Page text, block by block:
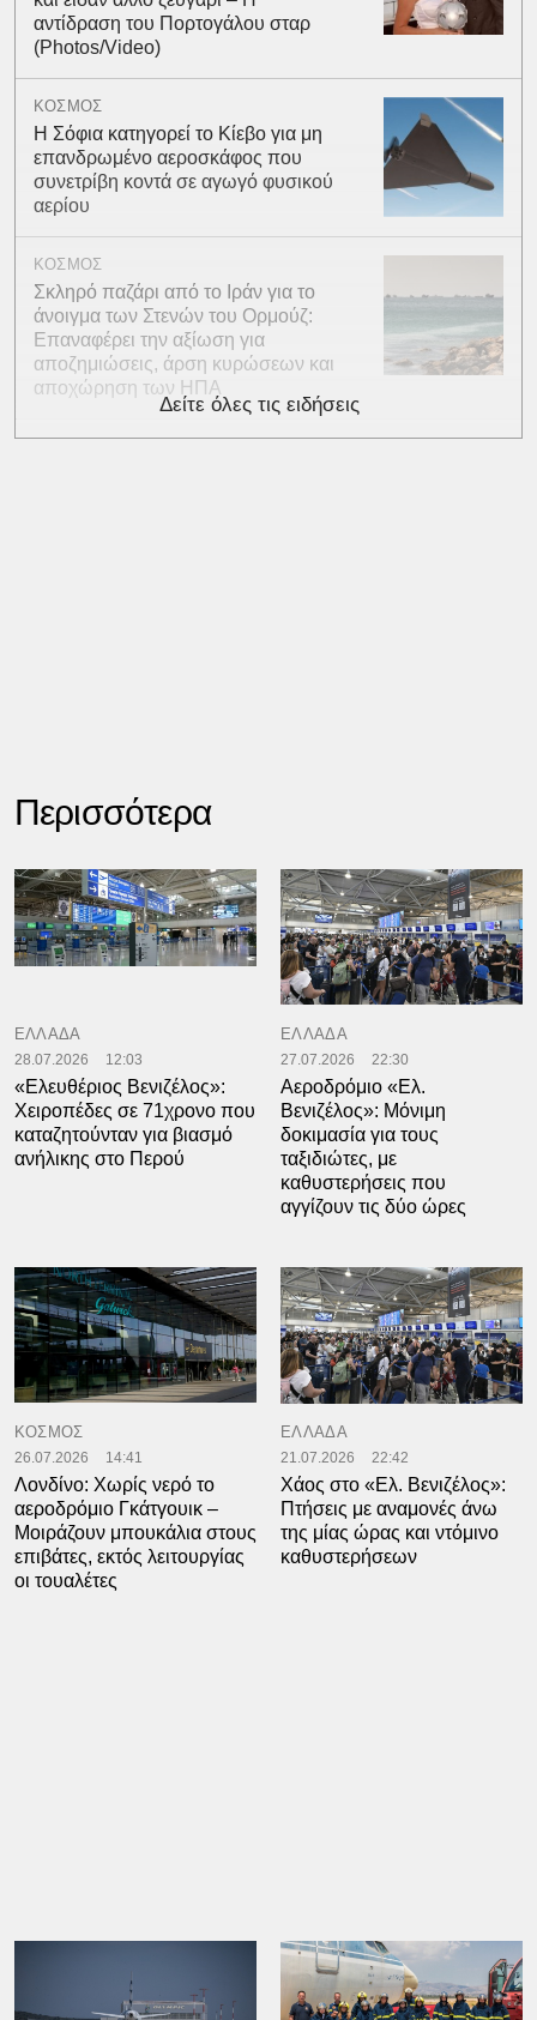
αντίδραση του Πορτογάλου σταρ
(Photos/Video)
ΚΟΣΜΟΣ
Η Σόφια κατηγορεί το Κίεβο για μη
επανδρωμένο αεροσκάφος που
συνετρίβη κοντά σε αγωγό φυσικού
αερίου
ΚΟΣΜΟΣ
Σκληρό παζάρι από το Ιράν για το
άνοιγμα των Στενών του Ορμούζ:
Επαναφέρει την αξίωση για
αποζημιώσεις, άρση κυρώσεων και
αποχώρηση των ΗΠΑ
Δείτε όλες τις ειδήσεις
Περισσότερα
ΕΛΛΑΔΑ
28.07.2026 12:03
«Ελευθέριος Βενιζέλος»:
Χειροπέδες σε 71χρονο που
καταζητούνταν για βιασμό
ανήλικης στο Περού
ΕΛΛΑΔΑ
27.07.2026 22:30
Αεροδρόμιο «Ελ.
Βενιζέλος»: Μόνιμη
δοκιμασία για τους
ταξιδιώτες, με
καθυστερήσεις που
αγγίζουν τις δύο ώρες
ΚΟΣΜΟΣ
26.07.2026 14:41
Λονδίνο: Χωρίς νερό το
αεροδρόμιο Γκάτγουικ –
Μοιράζουν μπουκάλια στους
επιβάτες, εκτός λειτουργίας
οι τουαλέτες
ΕΛΛΑΔΑ
21.07.2026 22:42
Χάος στο «Ελ. Βενιζέλος»:
Πτήσεις με αναμονές άνω
της μίας ώρας και ντόμινο
καθυστερήσεων